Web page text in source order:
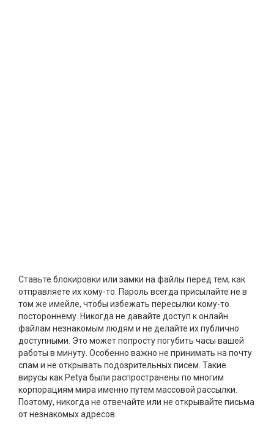
Ставьте блокировки или замки на файлы перед тем, как
отправляете их кому-то. Пароль всегда присылайте не в
том же имейле, чтобы избежать пересылки кому-то
постороннему. Никогда не давайте доступ к онлайн
файлам незнакомым людям и не делайте их публично
доступными. Это может попросту погубить часы вашей
работы в минуту. Особенно важно не принимать на почту
спам и не открывать подозрительных писем. Такие
вирусы как Petya были распространены по многим
корпорациям мира именно путем массовой рассылки.
Поэтому, никогда не отвечайте или не открывайте письма
от незнакомых адресов.